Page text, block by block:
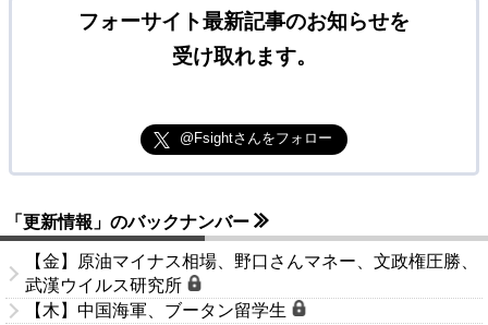
フォーサイト最新記事のお知らせを
受け取れます。
@Fsightさんをフォロー
「更新情報」のバックナンバー
【金】原油マイナス相場、野口さんマネー、文政権圧勝、
武漢ウイルス研究所
【木】中国海軍、ブータン留学生